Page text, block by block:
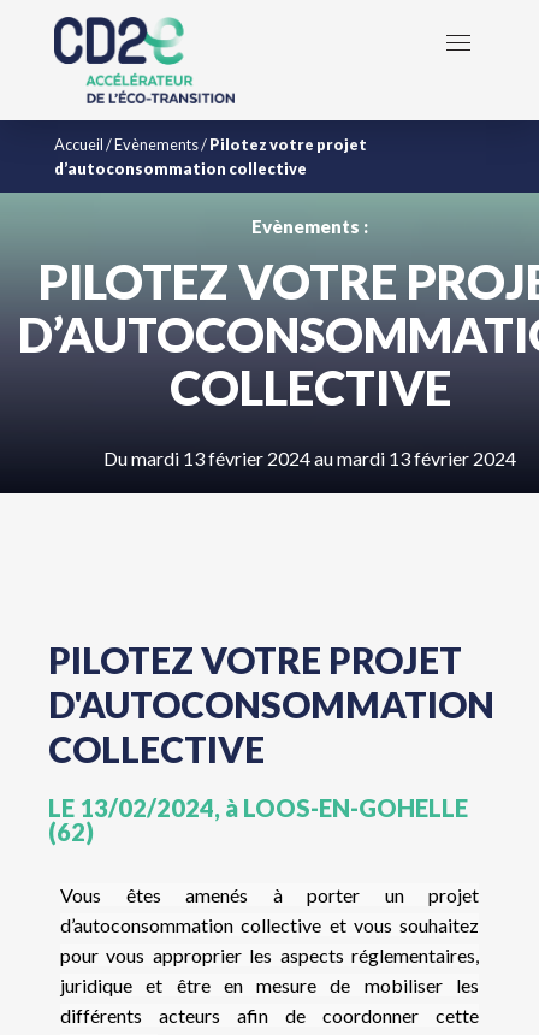
Accueil/Evènements/Pilotez votre projet
d’autoconsommation collective
Evènements :
PILOTEZ VOTRE
COLLECTIVE
Du mardi 13 février 2024 au mardi 13 février 2024
PILOTEZ VOTRE PROJET
D'AUTOCONSOMMATION
COLLECTIVE
LE 13/02/2024, à LOOS-EN-GOHELLE
(62)
Vous êtes amenés à porter un projet
d’autoconsommation collective et vous souhaitez
pour vous approprier les aspects réglementaires,
juridique et être en mesure de mobiliser les
différents acteurs afin de coordonner cette